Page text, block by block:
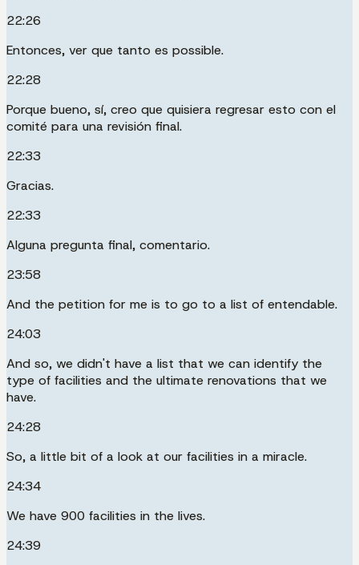
22:26
Entonces, ver que tanto es possible.
22:28
Porque bueno, sí, creo que quisiera regresar esto con el
comité para una revisión final.
22:33
Gracias.
22:33
Alguna pregunta final, comentario.
23:58
And the petition for me is to go to a list of entendable.
24:03
And so, we didn't have a list that we can identify the
type of facilities and the ultimate renovations that we
have.
24:28
So, a little bit of a look at our facilities in a miracle.
24:34
We have 900 facilities in the lives.
24:39